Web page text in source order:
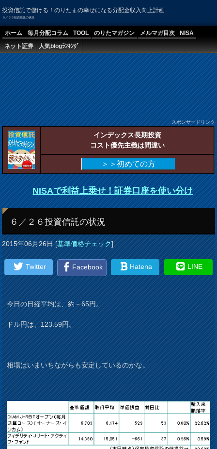
投資信託で儲ける！のりたまの幸せになる分配金収入向上計画
６／２６投資信託の状況
ホーム 毎月分配コラム TOOL のりたマガジン メルマガ目次
NISA
ネット証券
人気blogﾗﾝｷﾝｸﾞ
スポンサードリンク
インデックス長期投資
コスト優先主義は間違い
＞＞初めての方
NISAで利益上乗せ！証券口座を使い分け
６／２６投資信託の状況
2015年06月26日[基準価格チェック]
Twitter Facebook Hatena LINE
今日の日経平均は、約－65円。
ドル円は、123.59円。
相場はいまいちながらも安定しているのかな。